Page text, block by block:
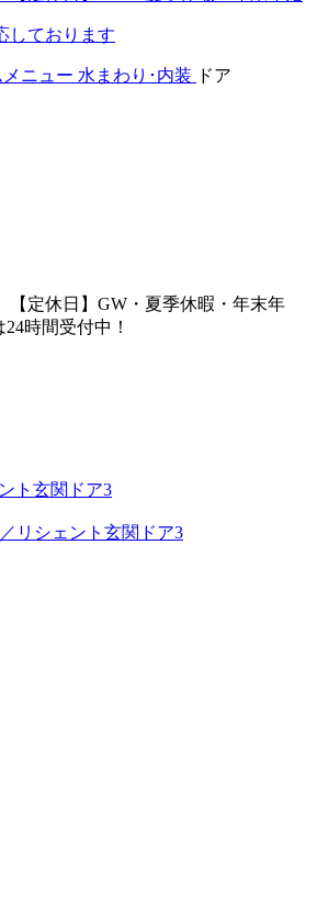
しております
ニュー 水まわり･内装 ドア
【定休日】GW・夏季休暇・年末年
時間受付中！
リシェント玄関ドア3